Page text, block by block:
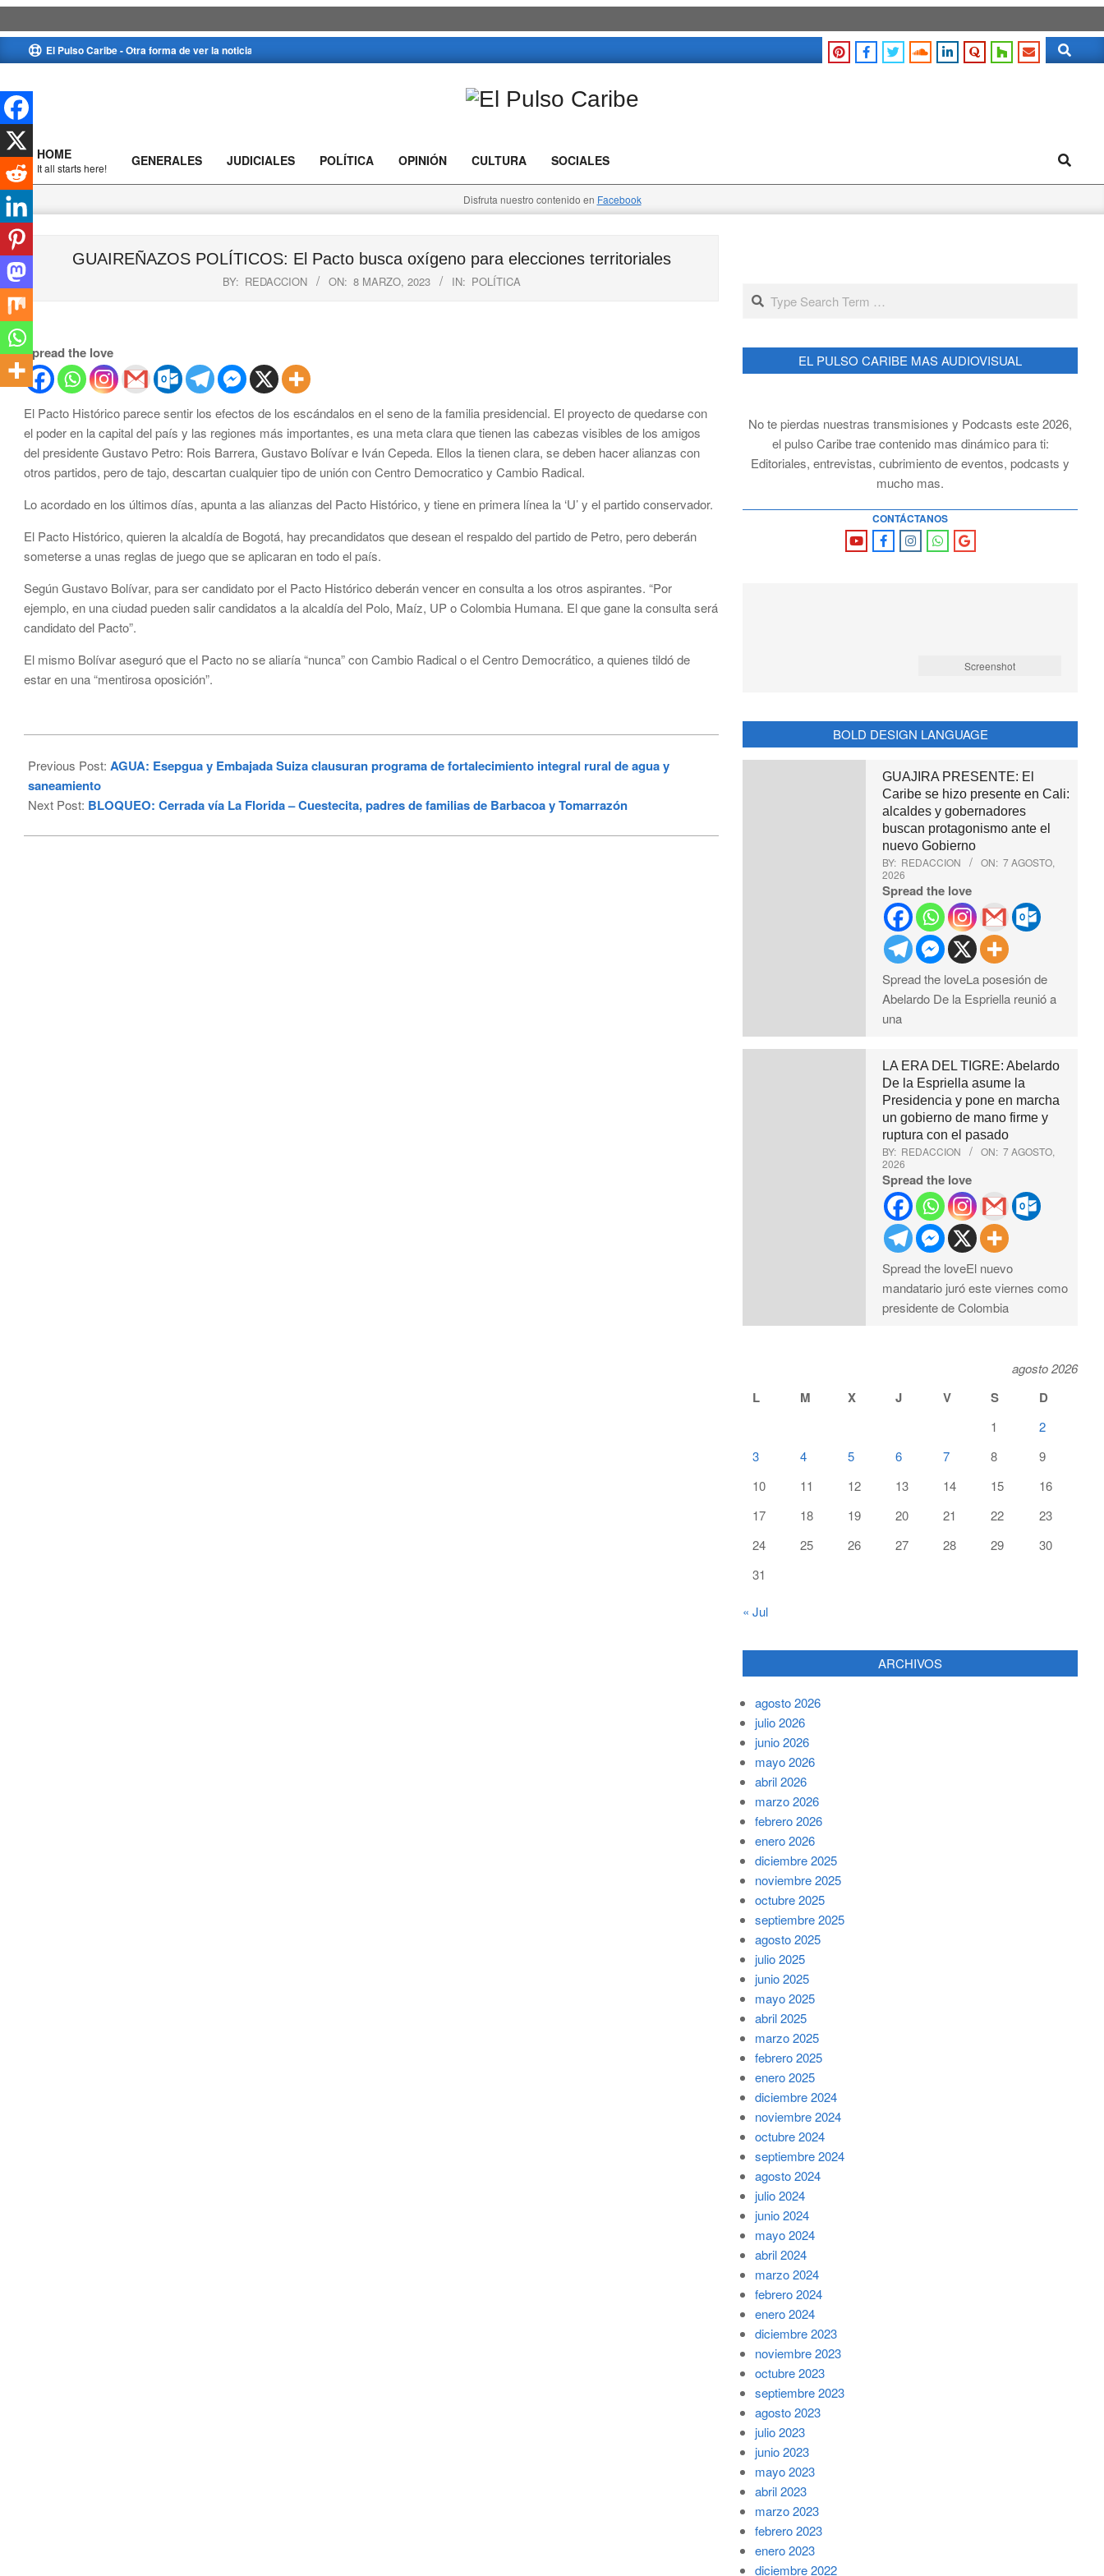
to
El Pulso Caribe - Otra forma de ver la noticia Search
Caribe
Primary
Navigation
Menu
HOME
It all starts here! GENERALES JUDICIALES POLÍTICA OPINIÓN CULTURA SOCIALES Search
Disfruta nuestro contenido en Facebook
GUAIREÑAZOS POLÍTICOS: El Pacto busca oxígeno para elecciones territoriales
BY: REDACCION ON: 8 MARZO, 2023 IN: POLÍTICA
Spread the love
El Pacto Histórico parece sentir los efectos de los escándalos en el seno de la familia presidencial. El proyecto de quedarse con
el poder en la capital del país y las regiones más importantes, es una meta clara que tienen las cabezas visibles de los amigos
del presidente Gustavo Petro: Rois Barrera, Gustavo Bolívar e Iván Cepeda. Ellos la tienen clara, se deben hacer alianzas con
otros partidos, pero de tajo, descartan cualquier tipo de unión con Centro Democratico y Cambio Radical.
Lo acordado en los últimos días, apunta a las alianzas del Pacto Histórico, y tiene en primera línea la ‘U’ y el partido conservador.
El Pacto Histórico, quieren la alcaldía de Bogotá, hay precandidatos que desean el respaldo del partido de Petro, pero deberán
someterse a unas reglas de juego que se aplicaran en todo el país.
Según Gustavo Bolívar, para ser candidato por el Pacto Histórico deberán vencer en consulta a los otros aspirantes. “Por
ejemplo, en una ciudad pueden salir candidatos a la alcaldía del Polo, Maíz, UP o Colombia Humana. El que gane la consulta será
candidato del Pacto”.
El mismo Bolívar aseguró que el Pacto no se aliaría “nunca” con Cambio Radical o el Centro Democrático, a quienes tildó de
estar en una “mentirosa oposición”.
03-
08
Previous Post: AGUA: Esepgua y Embajada Suiza clausuran programa de fortalecimiento integral rural de agua y
saneamiento
Next Post: BLOQUEO: Cerrada vía La Florida – Cuestecita, padres de familias de Barbacoa y Tomarrazón
Search
EL PULSO CARIBE MAS AUDIOVISUAL
No te pierdas nuestras transmisiones y Podcasts este 2026,
el pulso Caribe trae contenido mas dinámico para ti:
Editoriales, entrevistas, cubrimiento de eventos, podcasts y
mucho mas.
CONTÁCTANOS
Screenshot
BOLD DESIGN LANGUAGE
GUAJIRA PRESENTE: El
Caribe se hizo presente en Cali:
alcaldes y gobernadores
buscan protagonismo ante el
nuevo Gobierno
BY: REDACCION ON: 7 AGOSTO,
2026
Spread the love
Spread the loveLa posesión de
Abelardo De la Espriella reunió a
una
LA ERA DEL TIGRE: Abelardo
De la Espriella asume la
Presidencia y pone en marcha
un gobierno de mano firme y
ruptura con el pasado
BY: REDACCION ON: 7 AGOSTO,
2026
Spread the love
Spread the loveEl nuevo
mandatario juró este viernes como
presidente de Colombia
agosto 2026
L M X J V S D
1
2
3
4 5 6 7 8
9
10
11 12 13 14 15
16
17
18 19 20 21 22
23
24
25 26 27 28 29
30
31
« Jul
ARCHIVOS
agosto 2026
julio 2026
junio 2026
mayo 2026
abril 2026
marzo 2026
febrero 2026
enero 2026
diciembre 2025
noviembre 2025
octubre 2025
septiembre 2025
agosto 2025
julio 2025
junio 2025
mayo 2025
abril 2025
marzo 2025
febrero 2025
enero 2025
diciembre 2024
noviembre 2024
octubre 2024
septiembre 2024
agosto 2024
julio 2024
junio 2024
mayo 2024
abril 2024
marzo 2024
febrero 2024
enero 2024
diciembre 2023
noviembre 2023
octubre 2023
septiembre 2023
agosto 2023
julio 2023
junio 2023
mayo 2023
abril 2023
marzo 2023
febrero 2023
enero 2023
diciembre 2022